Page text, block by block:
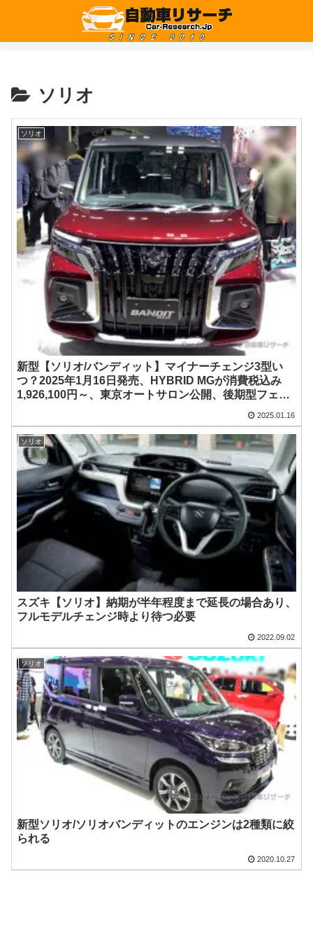
ソリオ
ソリオ
新型【ソリオ/バンディット】マイナーチェンジ3型い
つ？2025年1月16日発売、HYBRID MGが消費税込み
1,926,100円～、東京オートサロン公開、後期型フェイ
インドスポットモニター、全車3気筒Z12E型マイルドハ
イブリッド【スズキ最新情報】2023年5月一部改良は値
上げ&装備充実、ストロングハイブリッドSZ、SV廃止
2025.01.16
ソリオ
スズキ【ソリオ】納期が半年程度まで延長の場合あり、
フルモデルチェンジ時より待つ必要
2022.09.02
ソリオ
新型ソリオ/ソリオバンディットのエンジンは2種類に絞
られる
2020.10.27